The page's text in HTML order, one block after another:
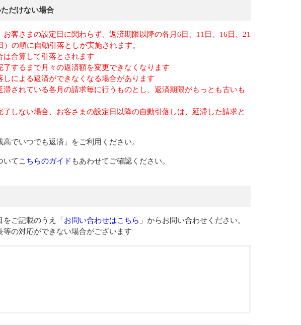
だけない場合
客さまの設定日に関わらず、返済期限以降の各月6日、11日、16日、21
の順に自動引落としが実施されます。
合算して引落とされます
するまで月々の返済額を変更できなくなります
による返済ができなくなる場合があります
されている各月の請求毎に行うものとし、返済期限がもっとも古いも
しない場合、お客さまの設定日以降の自動引落しは、延滞した請求と
でいつでも返済」をご利用ください。
いて こちらのガイド もあわせてご確認ください。
ご記載のうえ「 お問い合わせはこちら 」からお問い合わせください。
の対応ができない場合がございます